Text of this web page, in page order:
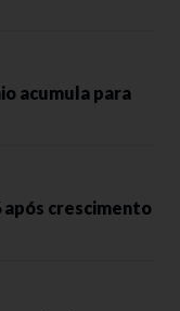
acumula para
após crescimento